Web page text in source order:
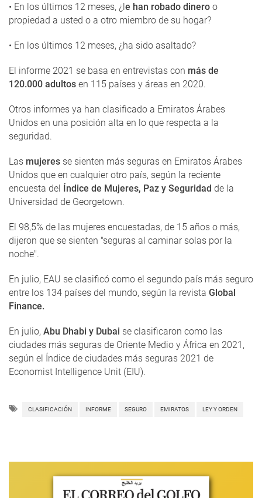
• En los últimos 12 meses, ¿le han robado dinero o
propiedad a usted o a otro miembro de su hogar?
• En los últimos 12 meses, ¿ha sido asaltado?
El informe 2021 se basa en entrevistas con más de
120.000 adultos en 115 países y áreas en 2020.
Otros informes ya han clasificado a Emiratos Árabes
Unidos en una posición alta en lo que respecta a la
seguridad.
Las mujeres se sienten más seguras en Emiratos Árabes
Unidos que en cualquier otro país, según la reciente
encuesta del Índice de Mujeres, Paz y Seguridad de la
Universidad de Georgetown.
El 98,5% de las mujeres encuestadas, de 15 años o más,
dijeron que se sienten "seguras al caminar solas por la
noche".
En julio, EAU se clasificó como el segundo país más seguro
entre los 134 países del mundo, según la revista Global
Finance.
En julio, Abu Dhabi y Dubai se clasificaron como las
ciudades más seguras de Oriente Medio y África en 2021,
según el Índice de ciudades más seguras 2021 de
Economist Intelligence Unit (EIU).
CLASIFICACIÓN INFORME SEGURO EMIRATOS LEY Y ORDEN